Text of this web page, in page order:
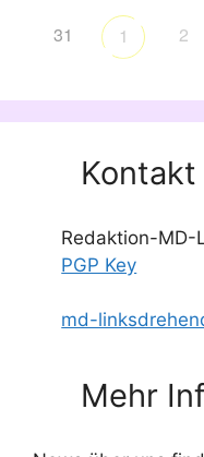
31 1 2
Kontakt
Redaktion-MD-
PGP Key
md-
Mehr